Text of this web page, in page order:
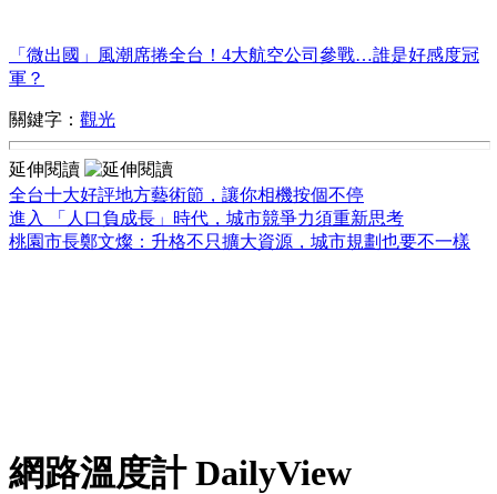
「微出國」風潮席捲全台！4大航空公司參戰…誰是好感度冠
軍？
關鍵字： 觀光
延伸閱讀
全台十大好評地方藝術節，讓你相機按個不停
進入 「人口負成長」時代，城市競爭力須重新思考
桃園市長鄭文燦：升格不只擴大資源，城市規劃也要不一樣
網路溫度計 DailyView